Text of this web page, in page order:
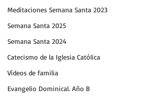
Meditaciones Semana Santa 2023
Semana Santa 2025
Semana Santa 2024
Catecismo de la Iglesia Católica
Vídeos de familia
Evangelio Dominical. Año B